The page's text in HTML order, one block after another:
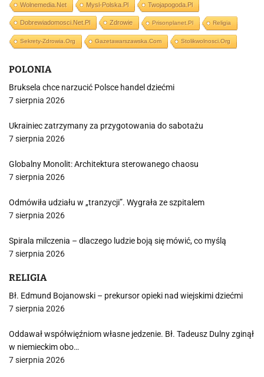
Wolnemedia.net Mysl-Polska.pl Twojapogoda.pl
Dobrewiadomosci.net.pl Zdrowie Prisonplanet.pl Religia
Sekrety-Zdrowia.org Gazetawarszawska.com Stolikwolnosci.org
POLONIA
Bruksela chce narzucić Polsce handel dziećmi
7 sierpnia 2026
Ukrainiec zatrzymany za przygotowania do sabotażu
7 sierpnia 2026
Globalny Monolit: Architektura sterowanego chaosu
7 sierpnia 2026
Odmówiła udziału w „tranzycji”. Wygrała ze szpitalem
7 sierpnia 2026
Spirala milczenia – dlaczego ludzie boją się mówić, co myślą
7 sierpnia 2026
RELIGIA
Bł. Edmund Bojanowski – prekursor opieki nad wiejskimi dziećmi
7 sierpnia 2026
Oddawał współwięźniom własne jedzenie. Bł. Tadeusz Dulny zginął
w niemieckim obo…
7 sierpnia 2026